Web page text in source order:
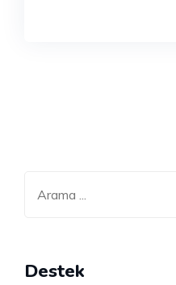
Destek